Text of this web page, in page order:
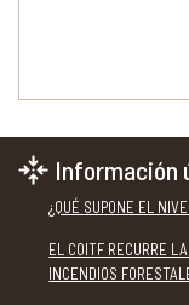
Información
¿QUÉ SUPONE EL
EL COITF RECURRE
INCENDIOS